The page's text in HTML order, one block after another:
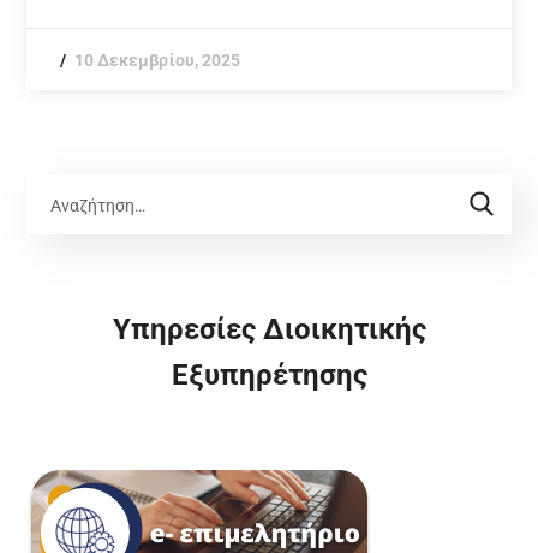
10 Δεκεμβρίου, 2025
Υπηρεσίες Διοικητικής
Εξυπηρέτησης